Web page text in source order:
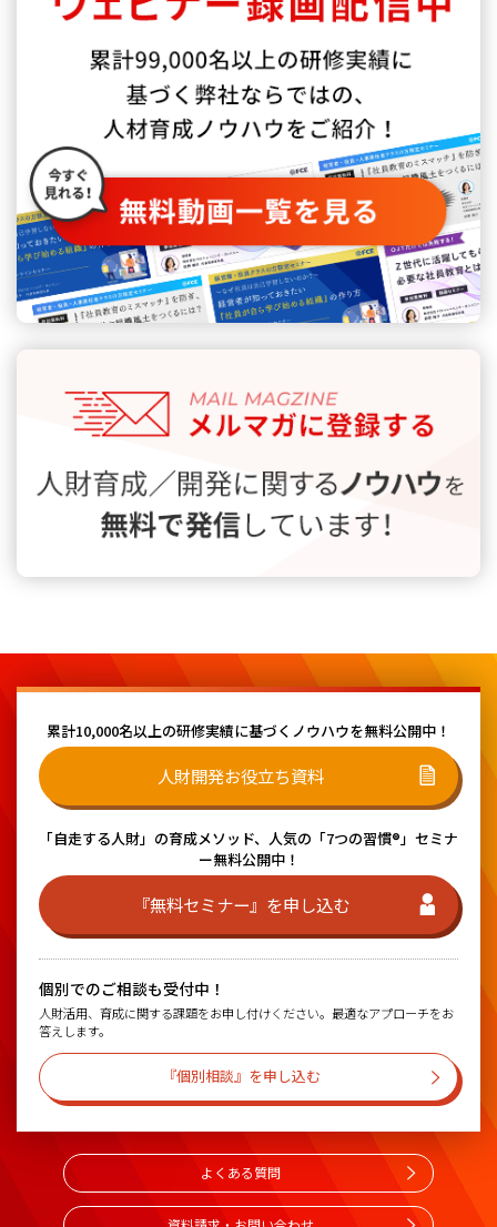
累計10,000名以上の研修実績に基づく ノウハウを無料公開中！
人財開発お役立ち資料
「自走する人財」の育成メソッド、 人気の「7つの習慣®」セミナ
ー無料公開中！
『無料セミナー』を申し込む
個別でのご相談も受付中！
人財活用、育成に関する課題をお申し付けください。最適なアプローチをお
答えします。
『個別相談』を申し込む
よくある質問